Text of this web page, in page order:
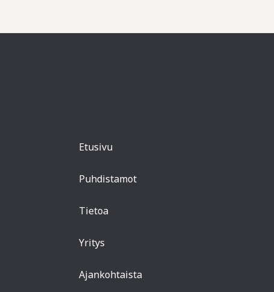
Etusivu
Puhdistamot
Tietoa
Yritys
Ajankohtaista